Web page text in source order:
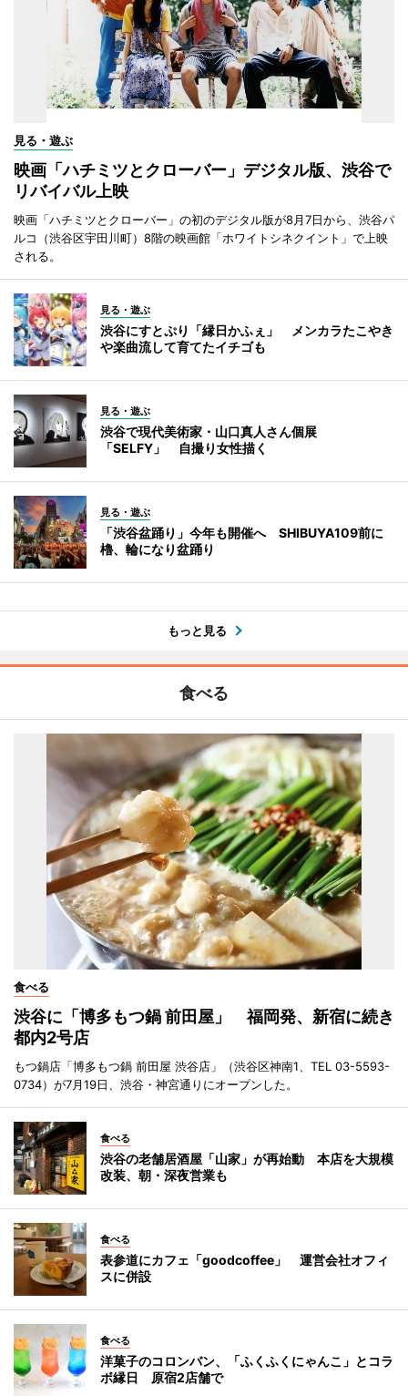
見る・遊ぶ
映画「ハチミツとクローバー」デジタル版、渋谷で
リバイバル上映
映画「ハチミツとクローバー」の初のデジタル版が8月7日から、渋谷パ
ルコ（渋谷区宇田川町）8階の映画館「ホワイトシネクイント」で上映
される。
見る・遊ぶ
渋谷にすとぷり「縁日かふぇ」 メンカラたこやき
や楽曲流して育てたイチゴも
見る・遊ぶ
渋谷で現代美術家・山口真人さん個展
「SELFY」 自撮り女性描く
見る・遊ぶ
「渋谷盆踊り」今年も開催へ SHIBUYA109前に
櫓、輪になり盆踊り
もっと見る
食べる
食べる
渋谷に「博多もつ鍋 前田屋」 福岡発、新宿に続き
都内2号店
もつ鍋店「博多もつ鍋 前田屋 渋谷店」（渋谷区神南1、TEL 03-5593-
0734）が7月19日、渋谷・神宮通りにオープンした。
食べる
渋谷の老舗居酒屋「山家」が再始動 本店を大規模
改装、朝・深夜営業も
食べる
表参道にカフェ「goodcoffee」 運営会社オフィ
スに併設
食べる
洋菓子のコロンバン、「ふくふくにゃんこ」とコラ
ボ縁日 原宿2店舗で